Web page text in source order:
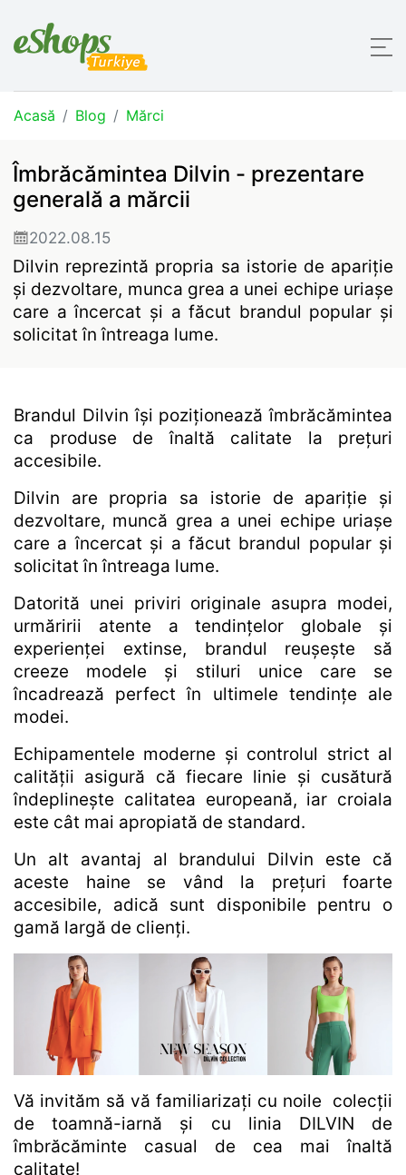
Acasă Blog Mărci
Îmbrăcămintea Dilvin - prezentare
generală a mărcii
2022.08.15
Dilvin reprezintă propria sa istorie de apariție
și dezvoltare, munca grea a unei echipe uriașe
care a încercat și a făcut brandul popular și
solicitat în întreaga lume.
Brandul Dilvin își poziționează îmbrăcămintea
ca produse de înaltă calitate la prețuri
accesibile.
Dilvin are propria sa istorie de apariție și
dezvoltare, muncă grea a unei echipe uriașe
care a încercat și a făcut brandul popular și
solicitat în întreaga lume.
Datorită unei priviri originale asupra modei,
urmăririi atente a tendințelor globale și
experienței extinse, brandul reușește să
creeze modele și stiluri unice care se
încadrează perfect în ultimele tendințe ale
modei.
Echipamentele moderne și controlul strict al
calității asigură că fiecare linie și cusătură
îndeplinește calitatea europeană, iar croiala
este cât mai apropiată de standard.
Un alt avantaj al brandului Dilvin este că
aceste haine se vând la prețuri foarte
accesibile, adică sunt disponibile pentru o
gamă largă de clienți.
Vă invităm să vă familiarizați cu noile colecții
de toamnă-iarnă și cu linia DILVIN de
îmbrăcăminte casual de cea mai înaltă
calitate!